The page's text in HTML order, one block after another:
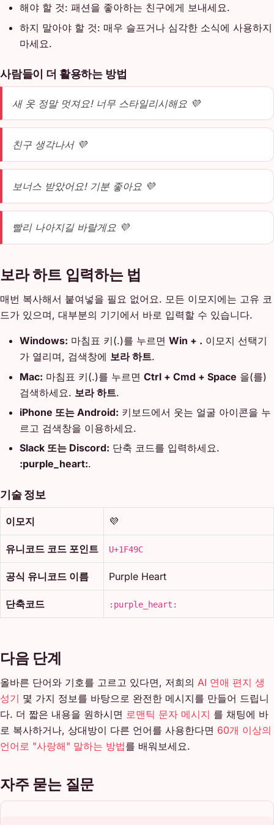
해야 할 것: 패션을 좋아하는 친구에게 보내세요.
하지 말아야 할 것: 매우 슬프거나 심각한 소식에 사용하지
마세요.
사람들이 더 활용하는 방법
새 옷 정말 멋져요! 너무 스타일리시해요 💜
친구 생각나서 💜
보너스 받았어요! 기분 좋아요 💜
빨리 나아지길 바랄게요 💜
보라 하트 입력하는 법
매번 복사해서 붙여넣을 필요 없어요. 모든 이모지에는 고유 코
드가 있으며, 대부분의 기기에서 바로 입력할 수 있습니다.
Windows: 마침표 키(.)를 누르면 Win + . 이모지 선택기
가 열리며, 검색창에 보라 하트.
Mac: 마침표 키(.)를 누르면 Ctrl + Cmd + Space 을(를)
검색하세요. 보라 하트.
iPhone 또는 Android: 키보드에서 웃는 얼굴 아이콘을 누
르고 검색창을 이용하세요.
Slack 또는 Discord: 단축 코드를 입력하세요.
:purple_heart:.
기술 정보
이모지 💜
유니코드 코드 포인트 U+1F49C
공식 유니코드 이름 Purple Heart
단축코드 :purple_heart:
다음 단계
올바른 단어와 기호를 고르고 있다면, 저희의 AI 연애 편지 생
성기 몇 가지 정보를 바탕으로 완전한 메시지를 만들어 드립니
다. 더 짧은 내용을 원하시면 로맨틱 문자 메시지 를 채팅에 바
로 복사하거나, 상대방이 다른 언어를 사용한다면 60개 이상의
언어로 "사랑해" 말하는 방법를 배워보세요.
자주 묻는 질문